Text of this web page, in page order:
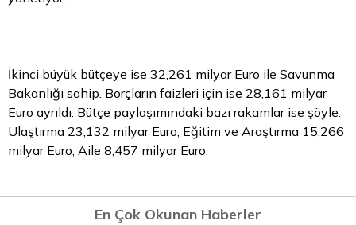
İkinci büyük bütçeye ise 32,261 milyar Euro ile Savunma
Bakanlığı sahip. Borçların faizleri için ise 28,161 milyar
Euro ayrıldı. Bütçe paylaşımındaki bazı rakamlar ise şöyle:
Ulaştırma 23,132 milyar Euro, Eğitim ve Araştırma 15,266
milyar Euro, Aile 8,457 milyar Euro.
En Çok Okunan Haberler